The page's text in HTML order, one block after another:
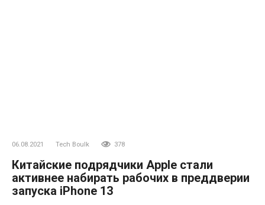
06.08.2021 Tech Boulk 378
Китайские подрядчики Apple стали
активнее набирать рабочих в преддверии
запуска iPhone 13